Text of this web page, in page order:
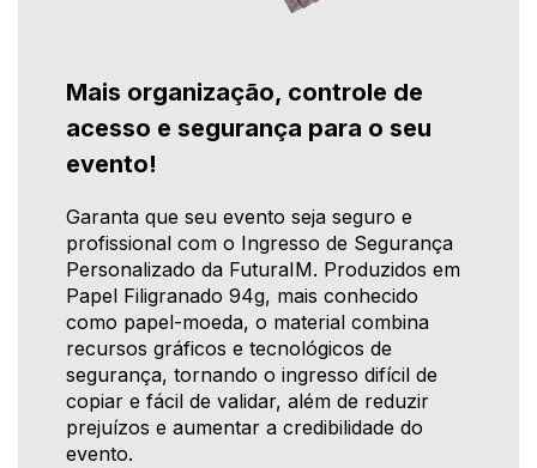
Mais organização, controle de
acesso e segurança para o seu
evento!
Garanta que seu evento seja seguro e
profissional com o Ingresso de Segurança
Personalizado da FuturaIM. Produzidos em
Papel Filigranado 94g, mais conhecido
como papel-moeda, o material combina
recursos gráficos e tecnológicos de
segurança, tornando o ingresso difícil de
copiar e fácil de validar, além de reduzir
prejuízos e aumentar a credibilidade do
evento.